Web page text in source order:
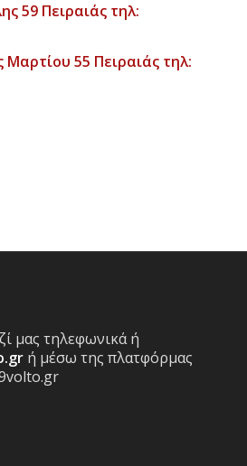
59 Πειραιάς τηλ:
55 Πειραιάς τηλ:
μας τηλεφωνικά ή
ή μέσω της πλατφόρμας